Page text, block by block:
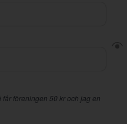
föreningen 50 kr och jag en